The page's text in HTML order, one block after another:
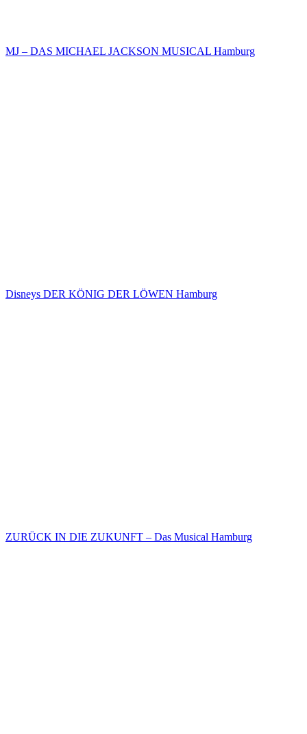
MJ – DAS MICHAEL JACKSON MUSICAL Hamburg
Disneys DER KÖNIG DER LÖWEN Hamburg
ZURÜCK IN DIE ZUKUNFT – Das Musical Hamburg